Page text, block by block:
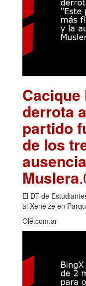
Cacique
derrota
partido
de los
Muslera
El DT de
al Xeneize en
Olé.com.ar